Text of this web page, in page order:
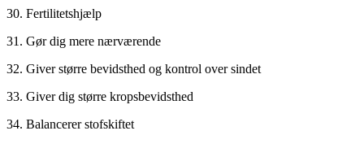
30. Fertilitetshjælp
31. Gør dig mere nærværende
32. Giver større bevidsthed og kontrol over sindet
33. Giver dig større kropsbevidsthed
34. Balancerer stofskiftet